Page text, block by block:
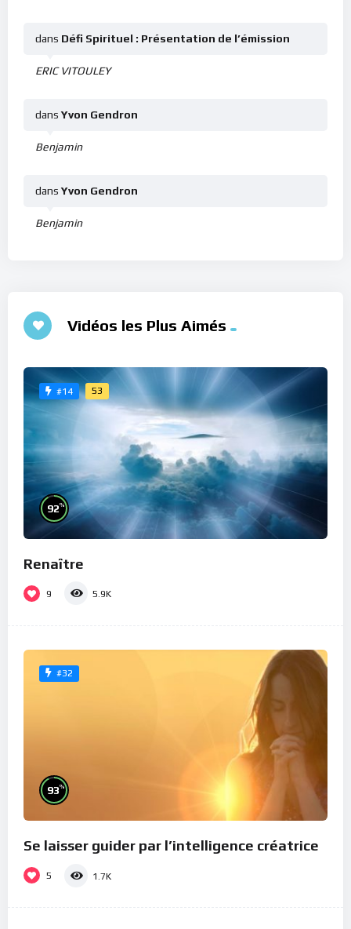
ERIC VITOULEY
dans Défi Spirituel : Présentation de l’émission
Benjamin
dans Yvon Gendron
Benjamin
dans Yvon Gendron
Vidéos les Plus Aimés
#14 53
92%
Renaître
9 5.9K
#32
93%
Se laisser guider par l’intelligence créatrice
5 1.7K